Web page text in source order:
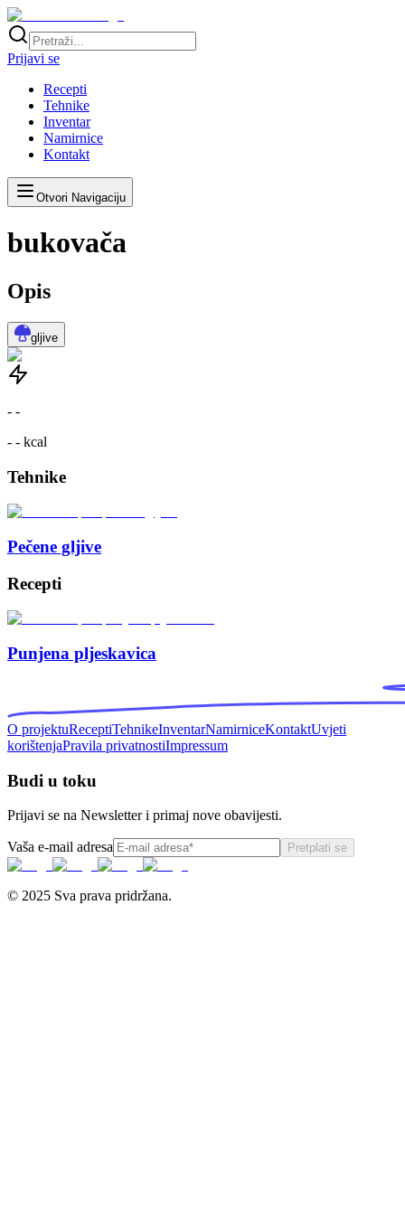
Prijavi se
Recepti
Tehnike
Inventar
Namirnice
Kontakt
Otvori Navigaciju
bukovača
Opis
gljive
- -
- - kcal
Tehnike
Pečene gljive
Recepti
Punjena pljeskavica
O projektuReceptiTehnikeInventarNamirniceKontaktUvjeti
korištenjaPravila privatnostiImpressum
Budi u toku
Prijavi se na Newsletter i primaj nove obavijesti.
Vaša e-mail adresa Pretplati se
© 2025 Sva prava pridržana.